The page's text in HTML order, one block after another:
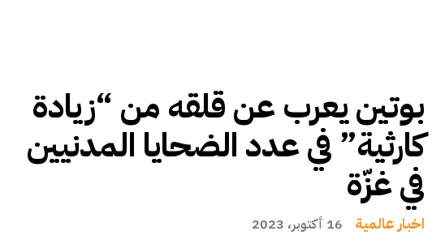
بوتين يعرب عن قلقه من “زيادة
كارثية” في عدد الضحايا المدنيين
في غزّة
اخبار عالمية 16 أكتوبر، 2023